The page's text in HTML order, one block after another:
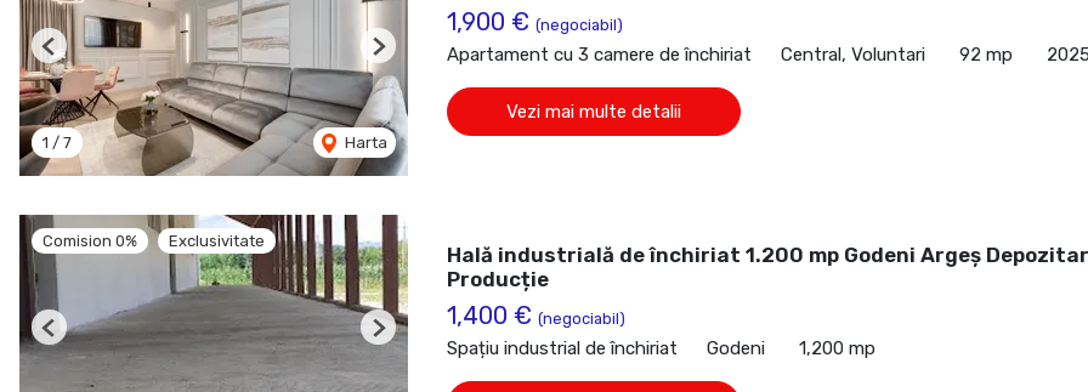
1 / 7 Harta
Previous Next
1,900 € (negociabil)
Apartament cu 3 camere de închiriat Central, Voluntari 92 mp
Vezi mai multe detalii
Comision 0% Exclusivitate
Previous Next
Hală industrială de închiriat 1.200 mp Godeni Argeș
Producție
1,400 € (negociabil)
Spațiu industrial de închiriat Godeni 1,200 mp